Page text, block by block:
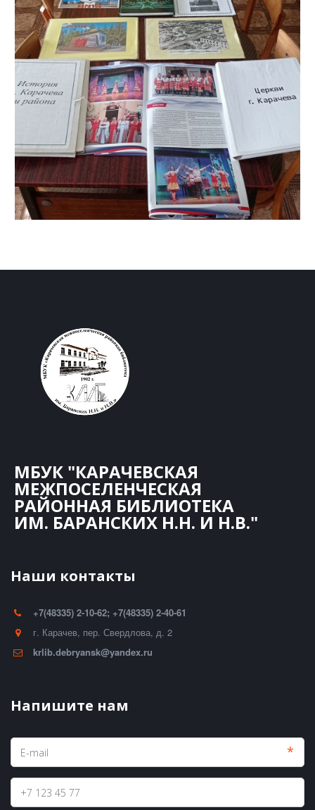
МБУК "КАРАЧЕВСКАЯ
МЕЖПОСЕЛЕНЧЕСКАЯ
РАЙОННАЯ БИБЛИОТЕКА
ИМ. БАРАНСКИХ Н.Н. И Н.В."
Наши контакты
+7(48335) 2-10-62; +7(48335) 2-40-61
г. Карачев, пер. Свердлова, д. 2
krlib.debryansk@yandex.ru
Напишите нам
*